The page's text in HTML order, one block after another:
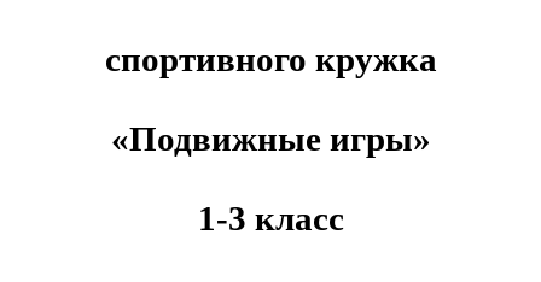
спортивного кружка
«Подвижные игры»
1-3 класс